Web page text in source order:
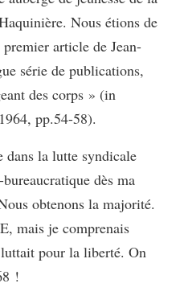
Nous étions de
article de Jean-
série de publications,
des corps » (in
pp.54-58).
dans la lutte syndicale
dès ma
obtenons la majorité.
mais je comprenais
pour la liberté. On
!